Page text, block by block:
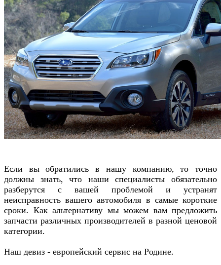
Если вы обратились в нашу компанию, то точно
должны знать, что наши специалисты обязательно
разберутся с вашей проблемой и устранят
неисправность вашего автомобиля в самые короткие
сроки. Как альтернативу мы можем вам предложить
запчасти различных производителей в разной ценовой
категории.
Наш девиз - европейский сервис на Родине.